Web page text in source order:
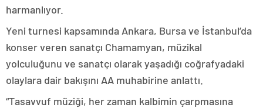
harmanlıyor.
Yeni turnesi kapsamında Ankara, Bursa ve İstanbul’da
konser veren sanatçı Chamamyan, müzikal
yolculuğunu ve sanatçı olarak yaşadığı coğrafyadaki
olaylara dair bakışını AA muhabirine anlattı.
“Tasavvuf müziği, her zaman kalbimin çarpmasına